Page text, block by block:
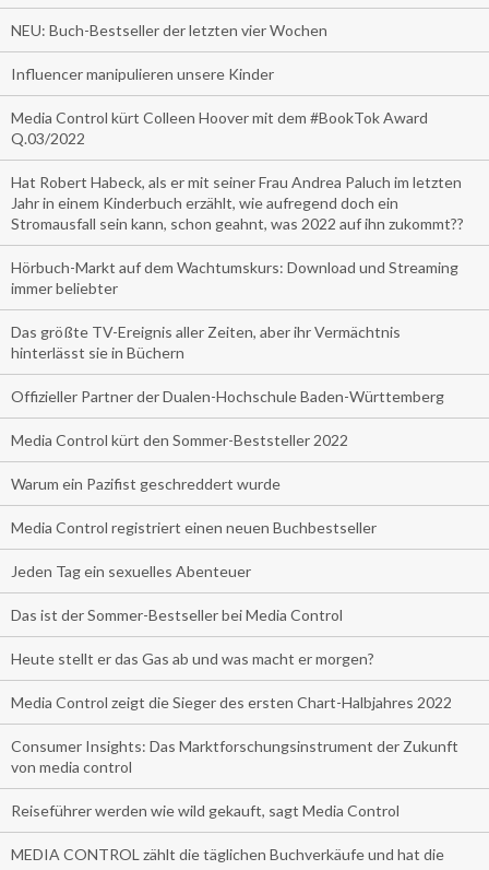
NEU: Buch-Bestseller der letzten vier Wochen
Influencer manipulieren unsere Kinder
Media Control kürt Colleen Hoover mit dem #BookTok Award
Q.03/2022
Hat Robert Habeck, als er mit seiner Frau Andrea Paluch im letzten
Jahr in einem Kinderbuch erzählt, wie aufregend doch ein
Stromausfall sein kann, schon geahnt, was 2022 auf ihn zukommt??
Hörbuch-Markt auf dem Wachtumskurs: Download und Streaming
immer beliebter
Das größte TV-Ereignis aller Zeiten, aber ihr Vermächtnis
hinterlässt sie in Büchern
Offizieller Partner der Dualen-Hochschule Baden-Württemberg
Media Control kürt den Sommer-Beststeller 2022
Warum ein Pazifist geschreddert wurde
Media Control registriert einen neuen Buchbestseller
Jeden Tag ein sexuelles Abenteuer
Das ist der Sommer-Bestseller bei Media Control
Heute stellt er das Gas ab und was macht er morgen?
Media Control zeigt die Sieger des ersten Chart-Halbjahres 2022
Consumer Insights: Das Marktforschungsinstrument der Zukunft
von media control
Reiseführer werden wie wild gekauft, sagt Media Control
MEDIA CONTROL zählt die täglichen Buchverkäufe und hat die